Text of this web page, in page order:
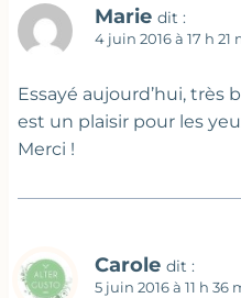
Marie dit :
4 juin 2016 à 17 h 21
Essayé aujourd’hui, très
est un plaisir pour les
Merci !
Carole dit :
5 juin 2016 à 11 h 36